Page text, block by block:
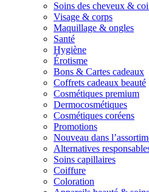
Soins des cheveux &
Visage & corps
Maquillage & ongles
Santé
Hygiène
Érotisme
Bons & Cartes cadeaux
Coffrets cadeaux beauté
Cosmétiques premium
Dermocosmétiques
Cosmétiques coréens
Promotions
Nouveau dans
Alternatives
Soins capillaires
Coiffure
Coloration